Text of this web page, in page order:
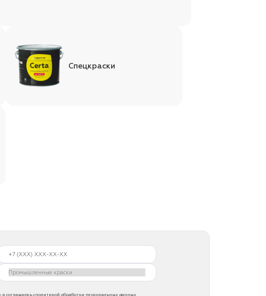
Спецкраски
соглашаюсь сполитикой обработки персональных данных